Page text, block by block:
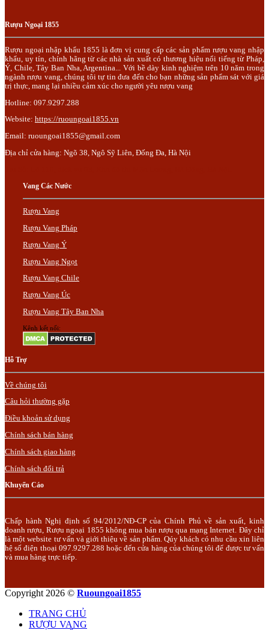
Rượu Ngoại 1855
Rượu ngoại nhập khẩu 1855 là đơn vị cung cấp các sản phẩm rượu vang nhập
khẩu, uy tín, chính hãng từ các nhà sản xuất có thương hiệu nổi tiếng từ Pháp,
Ý, Chile, Tây Ban Nha, Argentina... Với bề dày kinh nghiệm trên 10 năm trong
ngành rượu vang, chúng tôi tự tin đưa đến cho bạn những sản phẩm sát với giá
trị thực, mang lại nhiều cảm xúc cho người yêu rượu vang
Hotline: 097.9297.288
Website: https://ruoungoai1855.vn
Email: ruoungoai1855@gmail.com
Địa chỉ cửa hàng: Ngõ 38, Ngô Sỹ Liên, Đống Đa, Hà Nội
Vang Các Nước
Rượu Vang
Rượu Vang Pháp
Rượu Vang Ý
Rượu Vang Ngọt
Rượu Vang Chile
Rượu Vang Úc
Rượu Vang Tây Ban Nha
Kênh kết nối:
Hỗ Trợ
Về chúng tôi
Câu hỏi thường gặp
Điều khoản sử dụng
Chính sách bán hàng
Chính sách giao hàng
Chính sách đổi trả
Khuyến Cáo
Chấp hành Nghị định số 94/2012/NĐ-CP của Chính Phủ về sản xuất, kinh
doanh rượu, Rượu ngoại 1855 không mua bán rượu qua mạng Internet. Đây chỉ
là một website tư vấn và giới thiệu về sản phẩm. Qúy khách có nhu cầu xin liên
hệ số điện thoại 097.9297.288 hoặc đến cửa hàng của chúng tôi để được tư vấn
và mua hàng trực tiếp.
Copyright 2026 © Ruoungoai1855
TRANG CHỦ
RƯỢU VANG